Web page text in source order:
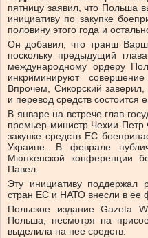
пятницу заявил, что Польша
инициативу по закупке
половину этого года и
Он добавил, что транш
поскольку предыдущий
международному ордеру
инкриминируют
Впрочем, Сикорский
и перевод средств состоится
В январе на встрече глав
премьер-министр Чехии Петр
закупке средств ЕС
Украине. В феврале
Мюнхенской конференции
Павел.
Эту инициативу поддержал
стран ЕС и НАТО внесли в ее
Польское издание Gazeta
Польша, несмотря на
выделила на нее средств.